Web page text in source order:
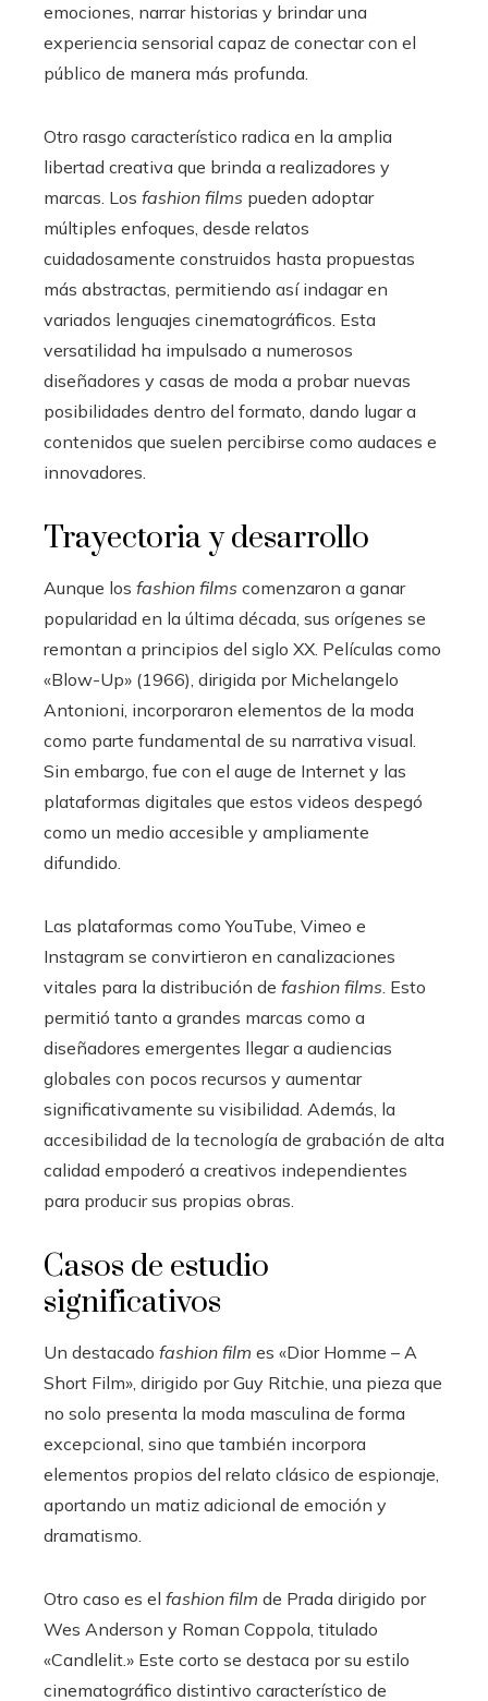
emociones, narrar historias y brindar una
experiencia sensorial capaz de conectar con el
público de manera más profunda.
Otro rasgo característico radica en la amplia
libertad creativa que brinda a realizadores y
marcas. Los fashion films pueden adoptar
múltiples enfoques, desde relatos
cuidadosamente construidos hasta propuestas
más abstractas, permitiendo así indagar en
variados lenguajes cinematográficos. Esta
versatilidad ha impulsado a numerosos
diseñadores y casas de moda a probar nuevas
posibilidades dentro del formato, dando lugar a
contenidos que suelen percibirse como audaces e
innovadores.
Trayectoria y desarrollo
Aunque los fashion films comenzaron a ganar
popularidad en la última década, sus orígenes se
remontan a principios del siglo XX. Películas como
«Blow-Up» (1966), dirigida por Michelangelo
Antonioni, incorporaron elementos de la moda
como parte fundamental de su narrativa visual.
Sin embargo, fue con el auge de Internet y las
plataformas digitales que estos videos despegó
como un medio accesible y ampliamente
difundido.
Las plataformas como YouTube, Vimeo e
Instagram se convirtieron en canalizaciones
vitales para la distribución de fashion films. Esto
permitió tanto a grandes marcas como a
diseñadores emergentes llegar a audiencias
globales con pocos recursos y aumentar
significativamente su visibilidad. Además, la
accesibilidad de la tecnología de grabación de alta
calidad empoderó a creativos independientes
para producir sus propias obras.
Casos de estudio
significativos
Un destacado fashion film es «Dior Homme – A
Short Film», dirigido por Guy Ritchie, una pieza que
no solo presenta la moda masculina de forma
excepcional, sino que también incorpora
elementos propios del relato clásico de espionaje,
aportando un matiz adicional de emoción y
dramatismo.
Otro caso es el fashion film de Prada dirigido por
Wes Anderson y Roman Coppola, titulado
«Candlelit.» Este corto se destaca por su estilo
cinematográfico distintivo característico de